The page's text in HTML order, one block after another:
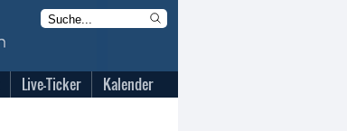
Live-Ticker Kalender